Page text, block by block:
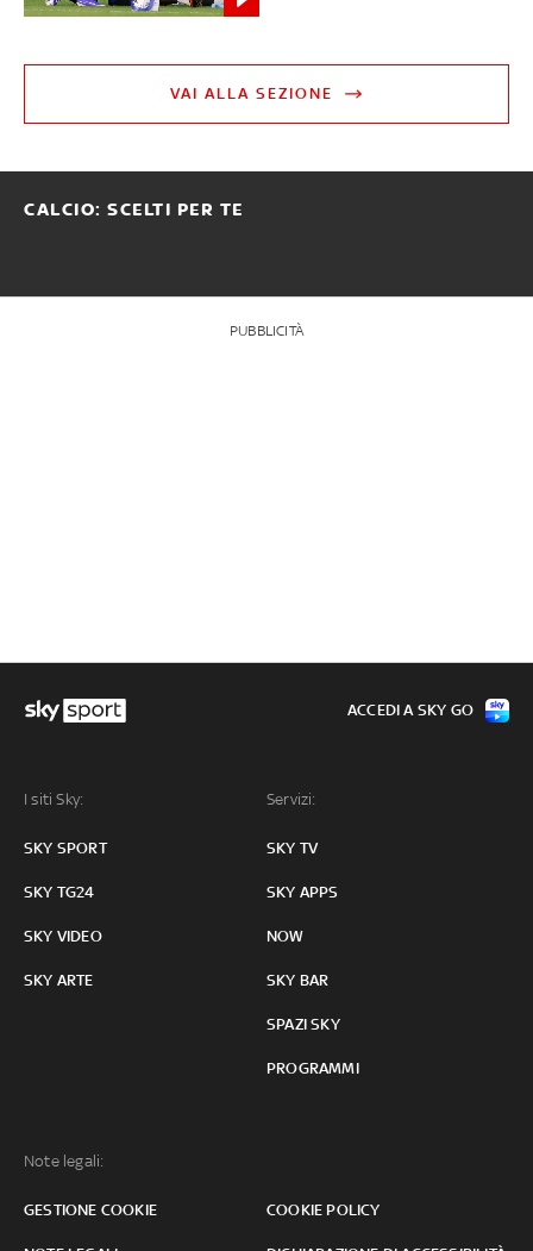
VAI ALLA SEZIONE
CALCIO: SCELTI PER TE
PUBBLICITÀ
I siti Sky:
SKY SPORT
SKY TG24
SKY VIDEO
SKY ARTE
Servizi:
SKY TV
SKY APPS
NOW
SKY BAR
SPAZI SKY
PROGRAMMI
Note legali:
GESTIONE COOKIE COOKIE POLICY
ACCEDI A SKY GO